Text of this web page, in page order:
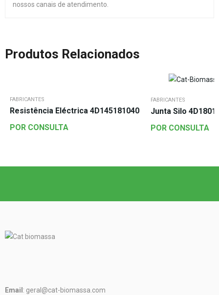
nossos canais de atendimento.
Produtos Relacionados
FABRICANTES
Resistência Eléctrica 4D145181040
POR CONSULTA
FABRICANTES
Junta Silo
POR CONSULTA
Email : geral@cat-biomassa.com